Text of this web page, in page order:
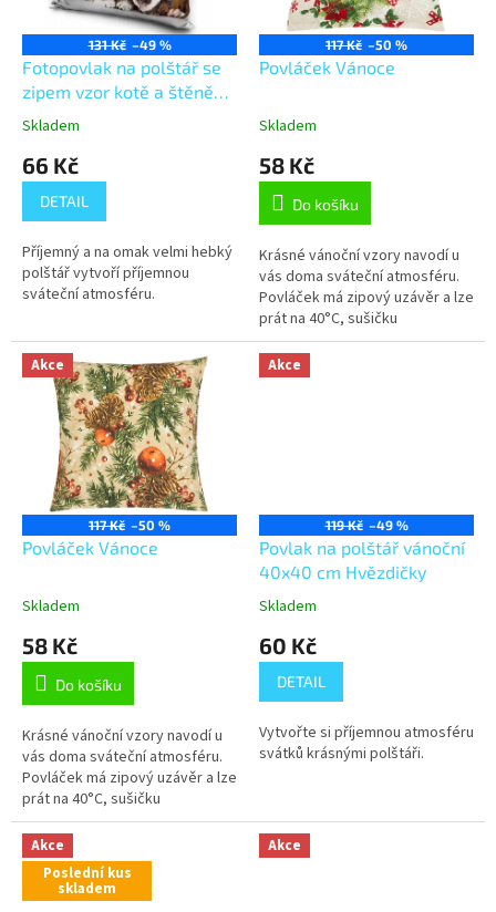
131 Kč –49 %
Fotopovlak na polštář se
zipem vzor kotě a štěně
40x40
Skladem
66 Kč
DETAIL
Příjemný a na omak velmi hebký
polštář vytvoří příjemnou
sváteční atmosféru.
117 Kč –50 %
Povláček Vánoce
Skladem
58 Kč
Do košíku
Krásné vánoční vzory navodí u
vás doma sváteční atmosféru.
Povláček má zipový uzávěr a lze
prát na 40°C, sušičku
nedoporučujeme.
Akce
117 Kč –50 %
Povláček Vánoce
Skladem
58 Kč
Do košíku
Krásné vánoční vzory navodí u
vás doma sváteční atmosféru.
Povláček má zipový uzávěr a lze
prát na 40°C, sušičku
nedoporučujeme.
Akce
119 Kč –49 %
Povlak na polštář vánoční
40x40 cm Hvězdičky
Skladem
60 Kč
DETAIL
Vytvořte si příjemnou atmosféru
svátků krásnými polštáři.
Akce
Poslední kus
skladem
Akce